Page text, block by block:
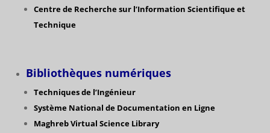
Centre de Recherche sur l’Information Scientifique et
Technique
Bibliothèques numériques
Techniques de l’Ingénieur
Système National de Documentation en Ligne
Maghreb Virtual Science Library